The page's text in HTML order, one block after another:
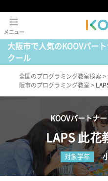
大阪市で人気のKOOVパー
クール
全国のプログラミング教室検索 >
阪市のプログラミング教室 >
KOOVパートナ
LAPS 此花
対象学年